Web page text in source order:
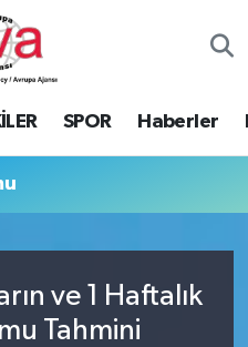
SPOR Haberler
ve 1 Haftalık
Tahmini
ve Fikstür